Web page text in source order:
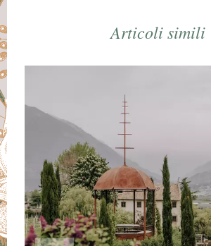
Articoli simili